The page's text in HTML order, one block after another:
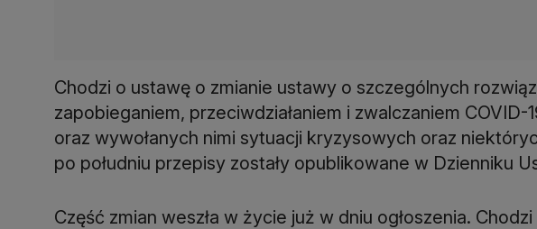
Chodzi o ustawę o zmianie ustawy o szczególnych
zapobieganiem, przeciwdziałaniem i zwalczaniem
oraz wywołanych nimi sytuacji kryzysowych oraz
po południu przepisy zostały opublikowane w Dzienniku
Część zmian weszła w życie już w dniu ogłoszenia.